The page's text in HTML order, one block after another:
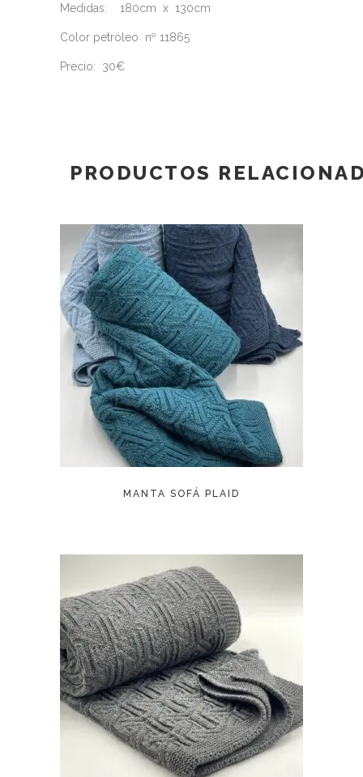
Medidas: 180cm x 130cm
Color petróleo nº 11865
Precio: 30€
PRODUCTOS
LEER MÁS
MANTA SOFÁ PLAID
LEER MÁS